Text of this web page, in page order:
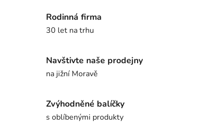
Rodinná firma
30 let na trhu
Navštivte naše prodejny
na jižní Moravě
Zvýhodněné balíčky
s oblíbenými produkty